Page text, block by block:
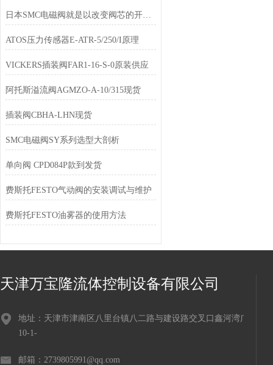
日本SMC电磁阀就是以改变阀芯的开度来改变阻力系数
ATOS压力传感器E-ATR-5/250/I原理
VICKERS插装阀FAR1-16-S-0原装供应
阿托斯溢流阀AGMZO-A-10/315现货
插装阀CBHA-LHN现货
SMC电磁阀SY系列选型大剖析
单向阀 CPD084P款到发货
费斯托FESTO气动阀的安装调试与维护
费斯托FESTO油雾器的使用方法
天津万宝隆流体控制设备有限公司
地址：天津市津南区八里台镇八二路与建设路交叉口鑫河湾广场
10-1-
邮箱：2739805991@qq.com